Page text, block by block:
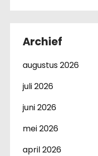
Archief
augustus 2026
juli 2026
juni 2026
mei 2026
april 2026